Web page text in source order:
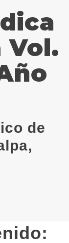
Vol.
de